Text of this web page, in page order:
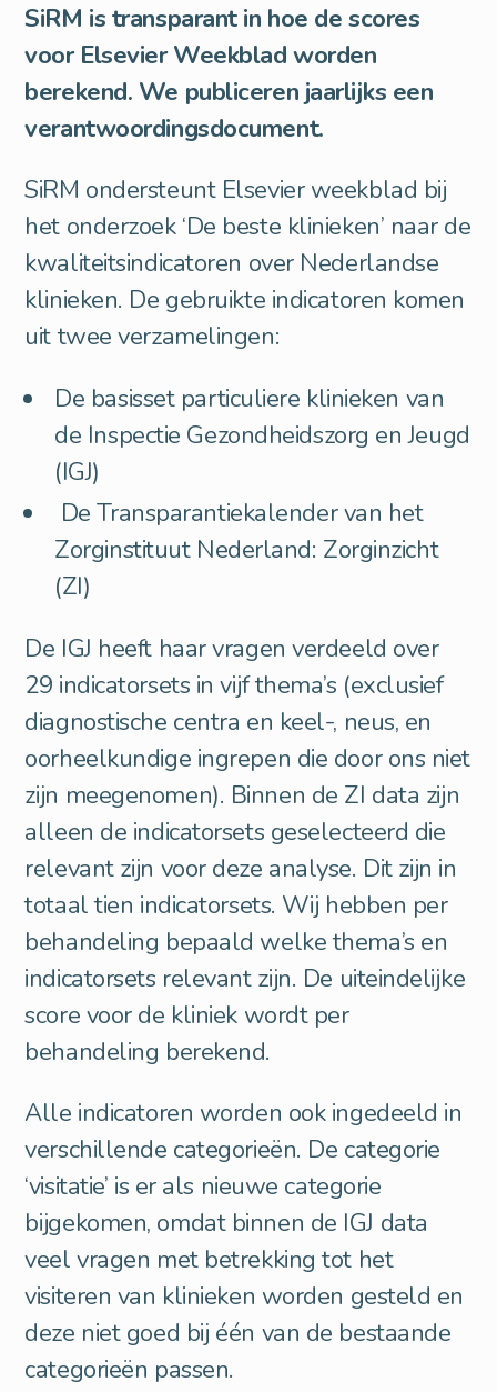
SiRM is transparant in hoe de scores
voor Elsevier Weekblad worden
berekend. We publiceren jaarlijks een
verantwoordingsdocument.
SiRM ondersteunt Elsevier weekblad bij
het onderzoek ‘De beste klinieken’ naar de
kwaliteitsindicatoren over Nederlandse
klinieken. De gebruikte indicatoren komen
uit twee verzamelingen:
De basisset particuliere klinieken van
de Inspectie Gezondheidszorg en Jeugd
(IGJ)
De Transparantiekalender van het
Zorginstituut Nederland: Zorginzicht
(ZI)
De IGJ heeft haar vragen verdeeld over
29 indicatorsets in vijf thema’s (exclusief
diagnostische centra en keel-, neus, en
oorheelkundige ingrepen die door ons niet
zijn meegenomen). Binnen de ZI data zijn
alleen de indicatorsets geselecteerd die
relevant zijn voor deze analyse. Dit zijn in
totaal tien indicatorsets. Wij hebben per
behandeling bepaald welke thema’s en
indicatorsets relevant zijn. De uiteindelijke
score voor de kliniek wordt per
behandeling berekend.
Alle indicatoren worden ook ingedeeld in
verschillende categorieën. De categorie
‘visitatie’ is er als nieuwe categorie
bijgekomen, omdat binnen de IGJ data
veel vragen met betrekking tot het
visiteren van klinieken worden gesteld en
deze niet goed bij één van de bestaande
categorieën passen.